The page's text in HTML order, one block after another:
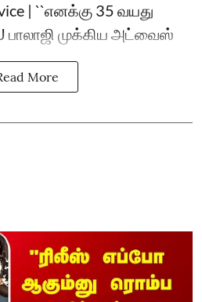
| ``எனக்கு 35 வயது
பாலாஜி முக்கிய அட்வைஸ்
More